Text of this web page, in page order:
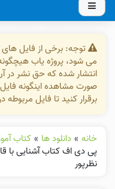
توجه: برخی از فایل های
می شود، پروژه یاب
انتشار شده که حق نشر در
صورت مشاهده اینگونه فایل
برقرار کنید تا فایل
خانه » دانلود ها » کتاب
پی دی اف کتاب آشنایی با
نظرپور